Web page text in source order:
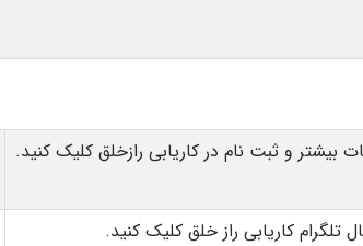
بیشتر و ثبت نام در کاریابی رازخلق کلیک کنید.
کاریابی راز خلق کلیک کنید.